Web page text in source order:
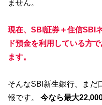
ません。
現在、SBI証券＋住信SBI
ド預金を利用している方
ます。
そんなSBI新生銀行、まだ
報です。 今なら最大